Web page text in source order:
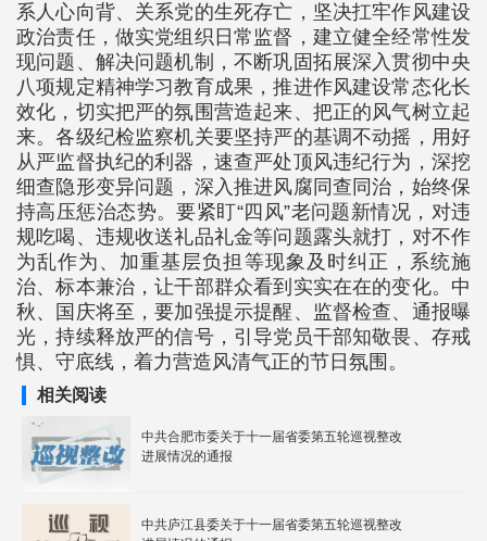
系人心向背、关系党的生死存亡，坚决扛牢作风建设
政治责任，做实党组织日常监督，建立健全经常性发
现问题、解决问题机制，不断巩固拓展深入贯彻中央
八项规定精神学习教育成果，推进作风建设常态化长
效化，切实把严的氛围营造起来、把正的风气树立起
来。各级纪检监察机关要坚持严的基调不动摇，用好
从严监督执纪的利器，速查严处顶风违纪行为，深挖
细查隐形变异问题，深入推进风腐同查同治，始终保
持高压惩治态势。要紧盯“四风”老问题新情况，对违
规吃喝、违规收送礼品礼金等问题露头就打，对不作
为乱作为、加重基层负担等现象及时纠正，系统施
治、标本兼治，让干部群众看到实实在在的变化。中
秋、国庆将至，要加强提示提醒、监督检查、通报曝
光，持续释放严的信号，引导党员干部知敬畏、存戒
惧、守底线，着力营造风清气正的节日氛围。
相关阅读
中共合肥市委关于十一届省委第五轮巡视整改
进展情况的通报
中共庐江县委关于十一届省委第五轮巡视整改